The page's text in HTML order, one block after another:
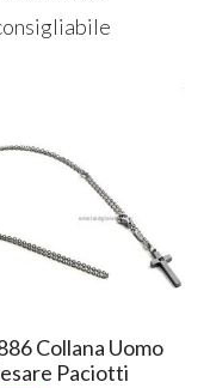
Collana Uomo
Paciotti